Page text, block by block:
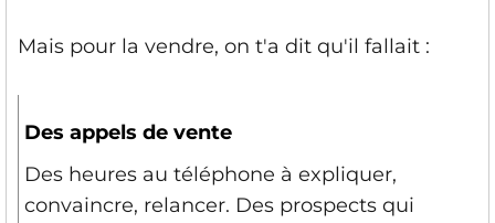
Mais pour la vendre, on t'a dit qu'il fallait :
Des appels de vente
Des heures au téléphone à expliquer,
convaincre, relancer. Des prospects qui